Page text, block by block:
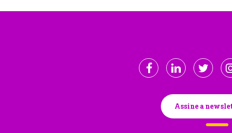
Assine a